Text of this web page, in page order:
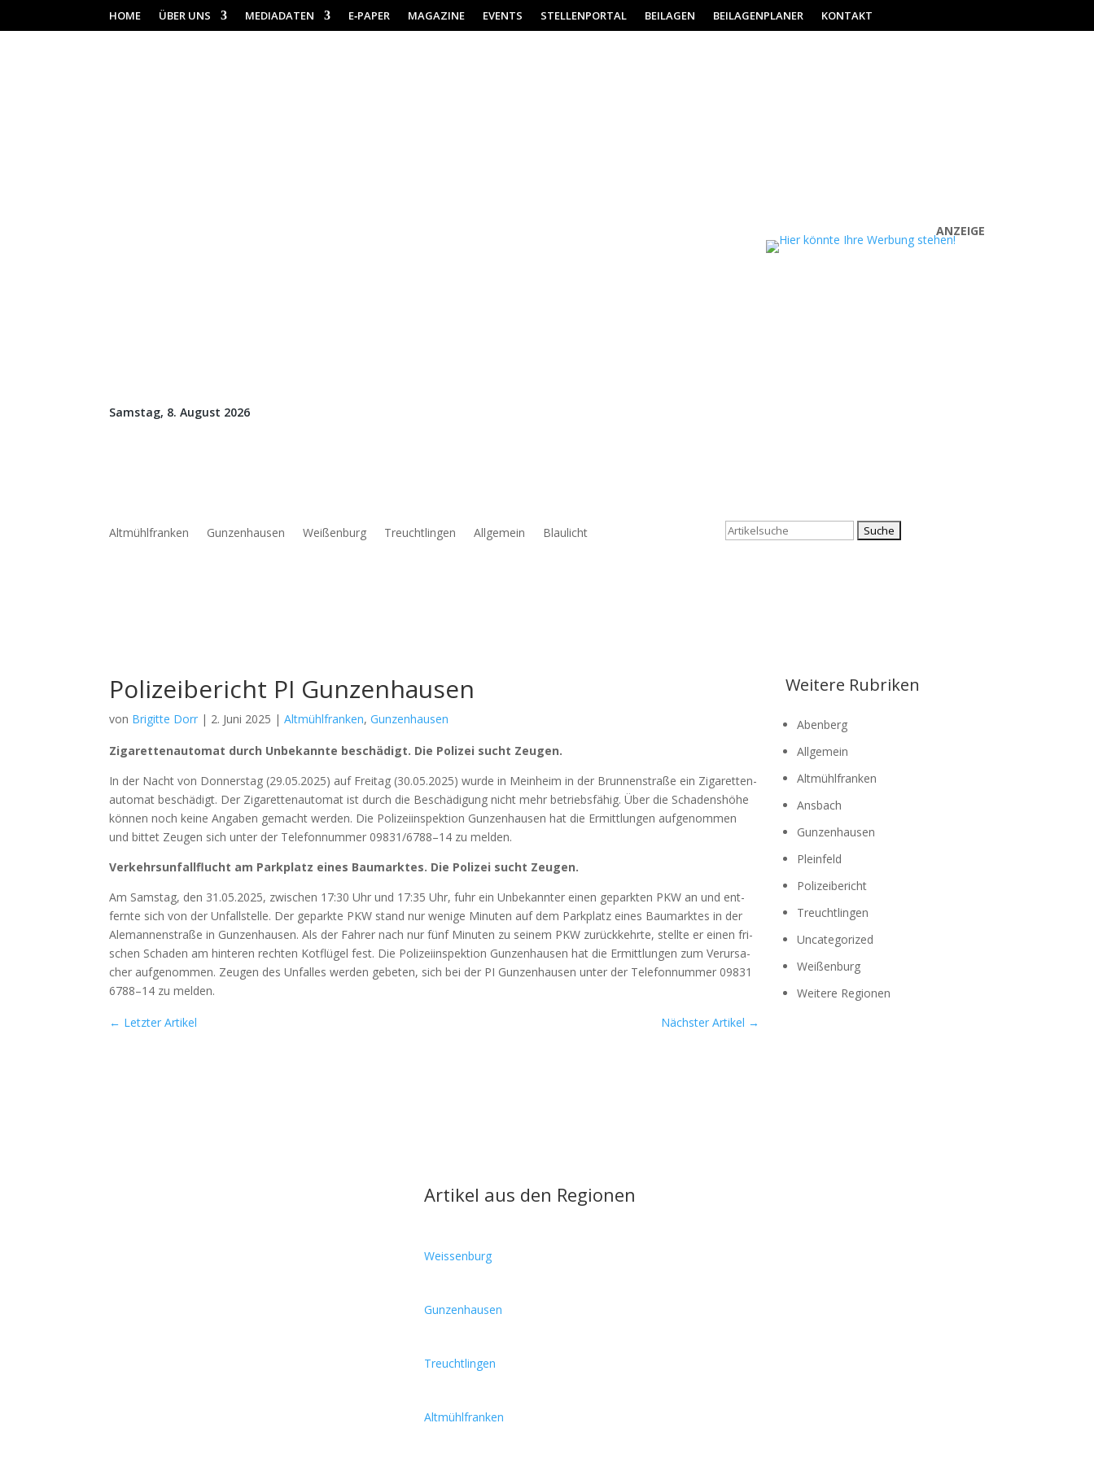
HOME ÜBER UNS MEDIADATEN E‑PAPER MAGAZINE EVENTS STELLENPORTAL BEILAGEN BEILAGENPLANER KONTAKT
Samstag, 8. August 2026
ANZEIGE
Altmühlfranken Gunzenhausen Weißenburg Treuchtlingen Allgemein Blaulicht
Suchen
Polizeibericht PI Gunzenhausen
von Brigitte Dorr | 2. Juni 2025 |Altmühlfranken,Gunzenhausen
Ziga­ret­ten­au­to­mat durch Unbe­kann­te beschä­digt. Die Poli­zei sucht Zeu­gen.
In der Nacht von Don­ners­tag (29.05.2025) auf Frei­tag (30.05.2025) wur­de in Mein­heim in der Brun­nen­stra­ße ein Ziga­ret­ten­
au­to­mat beschä­digt. Der Ziga­ret­ten­au­to­mat ist durch die Beschä­di­gung nicht mehr betriebs­fä­hig. Über die Scha­dens­hö­he
kön­nen noch kei­ne Anga­ben gemacht wer­den. Die Poli­zei­in­spek­ti­on Gun­zen­hau­sen hat die Ermitt­lun­gen auf­ge­nom­men
und bit­tet Zeu­gen sich unter der Tele­fon­num­mer 09831/6788–14 zu mel­den.
Ver­kehrs­un­fall­flucht am Park­platz eines Bau­mark­tes. Die Poli­zei sucht Zeu­gen.
Am Sams­tag, den 31.05.2025, zwi­schen 17:30 Uhr und 17:35 Uhr, fuhr ein Unbe­kann­ter einen gepark­ten PKW an und ent­
fern­te sich von der Unfall­stel­le. Der gepark­te PKW stand nur weni­ge Minu­ten auf dem Park­platz eines Bau­mark­tes in der
Ale­man­nen­stra­ße in Gun­zen­hau­sen. Als der Fah­rer nach nur fünf Minu­ten zu sei­nem PKW zurück­kehr­te, stell­te er einen fri­
schen Scha­den am hin­te­ren rech­ten Kot­flü­gel fest. Die Poli­zei­in­spek­ti­on Gun­zen­hau­sen hat die Ermitt­lun­gen zum Ver­ur­sa­
cher auf­ge­nom­men. Zeu­gen des Unfal­les wer­den gebe­ten, sich bei der PI Gun­zen­hau­sen unter der Tele­fon­num­mer 09831
6788–14 zu mel­den.
← Letzter Artikel Nächster Artikel →
Weitere Rubriken
Abenberg
Allgemein
Altmühlfranken
Ansbach
Gunzenhausen
Pleinfeld
Polizeibericht
Treuchtlingen
Uncategorized
Weißenburg
Weitere Regionen
Artikel aus den Regionen
Weissenburg
Gunzenhausen
Treuchtlingen
Altmühlfranken